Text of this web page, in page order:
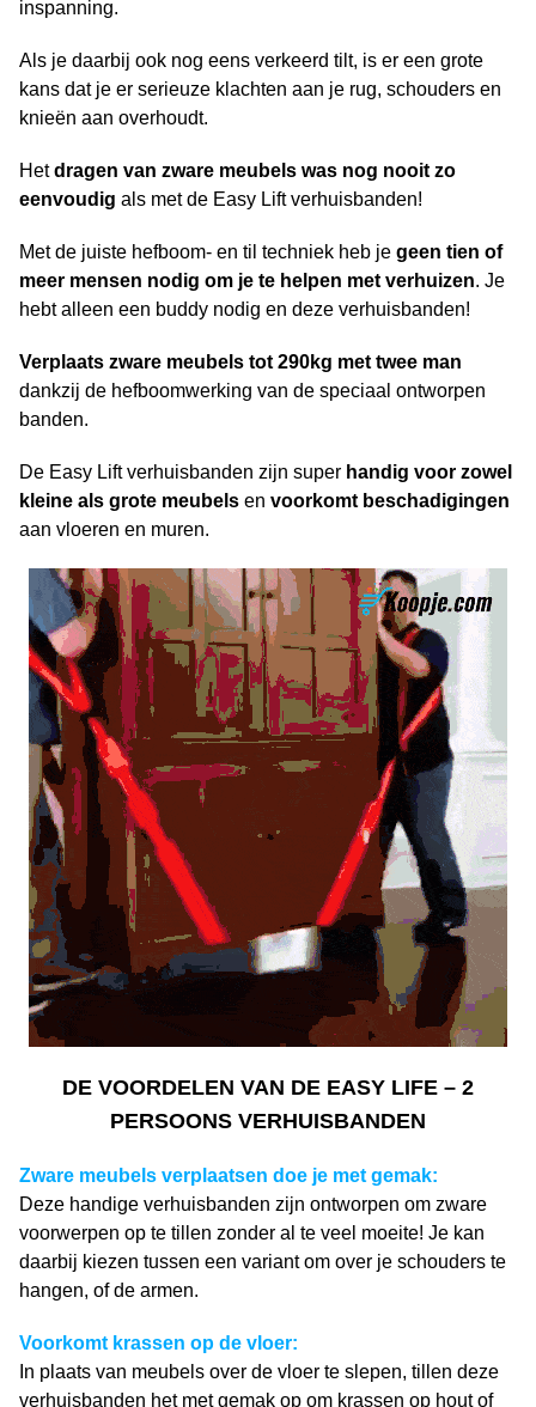
inspanning.
Als je daarbij ook nog eens verkeerd tilt, is er een grote
kans dat je er serieuze klachten aan je rug, schouders en
knieën aan overhoudt.
Hetdragen van zware meubels was nog nooit zo
eenvoudig als met de Easy Lift verhuisbanden!
Met de juiste hefboom- en til techniek heb je geen tien of
meer mensen nodig om je te helpen met verhuizen. Je
hebt alleen een buddy nodig en deze verhuisbanden!
Verplaats zware meubels tot 290kg met twee man
dankzij de hefboomwerking van de speciaal ontworpen
banden.
De Easy Lift verhuisbanden zijn super handig voor zowel
kleine als grote meubels en voorkomt beschadigingen
aan vloeren en muren.
DE VOORDELEN VAN DE EASY LIFE – 2
PERSOONS VERHUISBANDEN
Zware meubels verplaatsen doe je met gemak:
Deze handige verhuisbanden zijn ontworpen om zware
voorwerpen op te tillen zonder al te veel moeite! Je kan
daarbij kiezen tussen een variant om over je schouders te
hangen, of de armen.
Voorkomt krassen op de vloer:
In plaats van meubels over de vloer te slepen, tillen deze
verhuisbanden het met gemak op om krassen op hout of